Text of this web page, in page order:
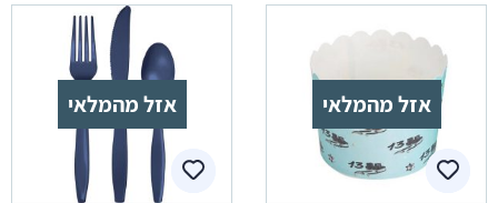
אזל מהמלאי אזל מהמלאי